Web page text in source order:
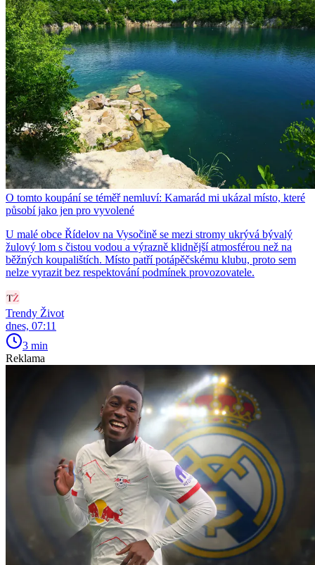
O tomto koupání se téměř nemluví: Kamarád mi ukázal místo, které
působí jako jen pro vyvolené
U malé obce Řídelov na Vysočině se mezi stromy ukrývá bývalý
žulový lom s čistou vodou a výrazně klidnější atmosférou než na
běžných koupalištích. Místo patří potápěčskému klubu, proto sem
nelze vyrazit bez respektování podmínek provozovatele.
Trendy Život
dnes, 07:11
3 min
Reklama